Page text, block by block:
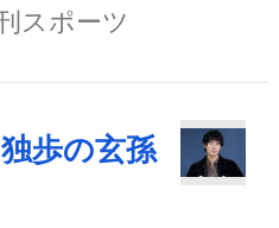
スポーツ
歩の玄孫